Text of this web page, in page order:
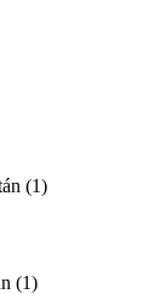
(1)
(1)